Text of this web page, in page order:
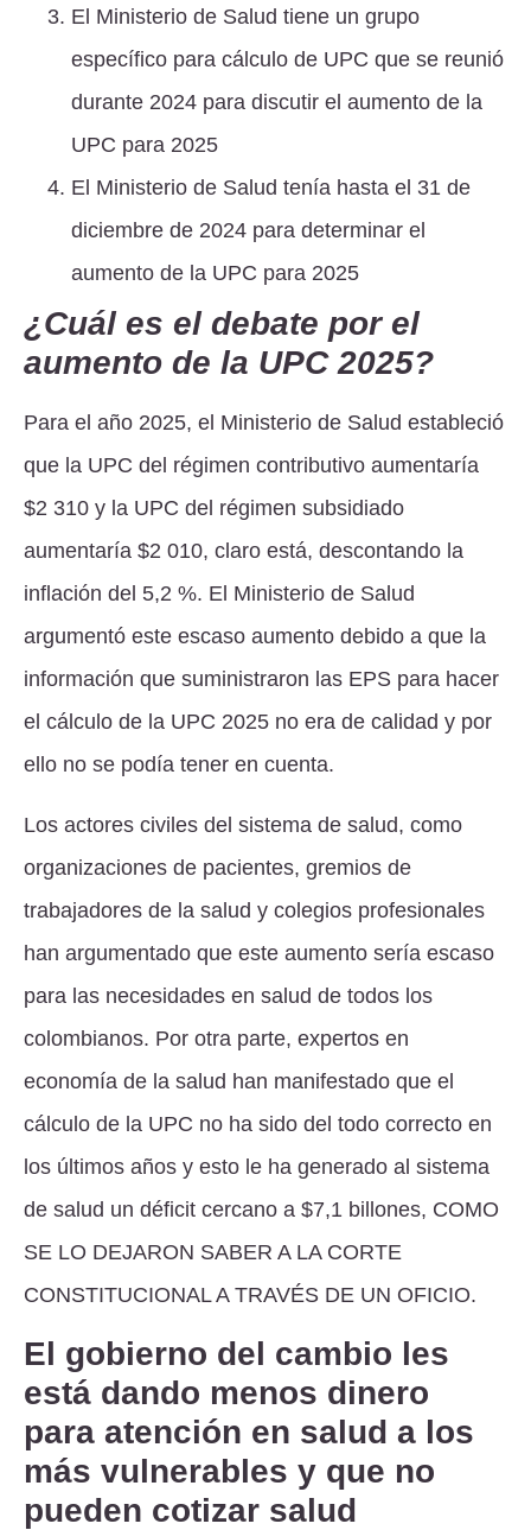
El Ministerio de Salud tiene un grupo
específico para cálculo de UPC que se reunió
durante 2024 para discutir el aumento de la
UPC para 2025
El Ministerio de Salud tenía hasta el 31 de
diciembre de 2024 para determinar el
aumento de la UPC para 2025
¿Cuál es el debate por el
aumento de la UPC 2025?
Para el año 2025, el Ministerio de Salud estableció
que la UPC del régimen contributivo aumentaría
$2 310 y la UPC del régimen subsidiado
aumentaría $2 010, claro está, descontando la
inflación del 5,2 %. El Ministerio de Salud
argumentó este escaso aumento debido a que la
información que suministraron las EPS para hacer
el cálculo de la UPC 2025 no era de calidad y por
ello no se podía tener en cuenta.
Los actores civiles del sistema de salud, como
organizaciones de pacientes, gremios de
trabajadores de la salud y colegios profesionales
han argumentado que este aumento sería escaso
para las necesidades en salud de todos los
colombianos. Por otra parte, expertos en
economía de la salud han manifestado que el
cálculo de la UPC no ha sido del todo correcto en
los últimos años y esto le ha generado al sistema
de salud un déficit cercano a $7,1 billones, COMO
SE LO DEJARON SABER A LA CORTE
CONSTITUCIONAL A TRAVÉS DE UN OFICIO.
El gobierno del cambio les
está dando menos dinero
para atención en salud a los
más vulnerables y que no
pueden cotizar salud